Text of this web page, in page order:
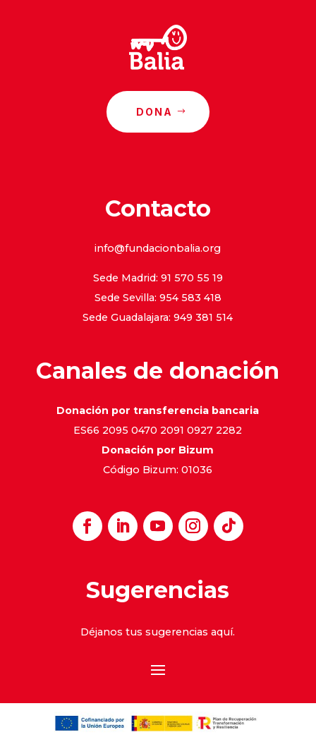
DONA
Contacto
info@fundacionbalia.org
Sede Madrid: 91 570 55 19
Sede Sevilla: 954 583 418
Sede Guadalajara: 949 381 514
Canales de donación
Donación por transferencia bancaria
ES66 2095 0470 2091 0927 2282
Donación por Bizum
Código Bizum: 01036
Sugerencias
Déjanos tus sugerenciasaquí.